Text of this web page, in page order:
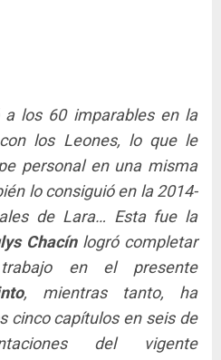
los 60 imparables en la
los Leones, lo que le
personal en una misma
lo consiguió en la 2014-
de Lara… Esta fue la
Chacínlogró completar
en el presente
, mientras tanto, ha
cinco capítulos en seis de
del vigente